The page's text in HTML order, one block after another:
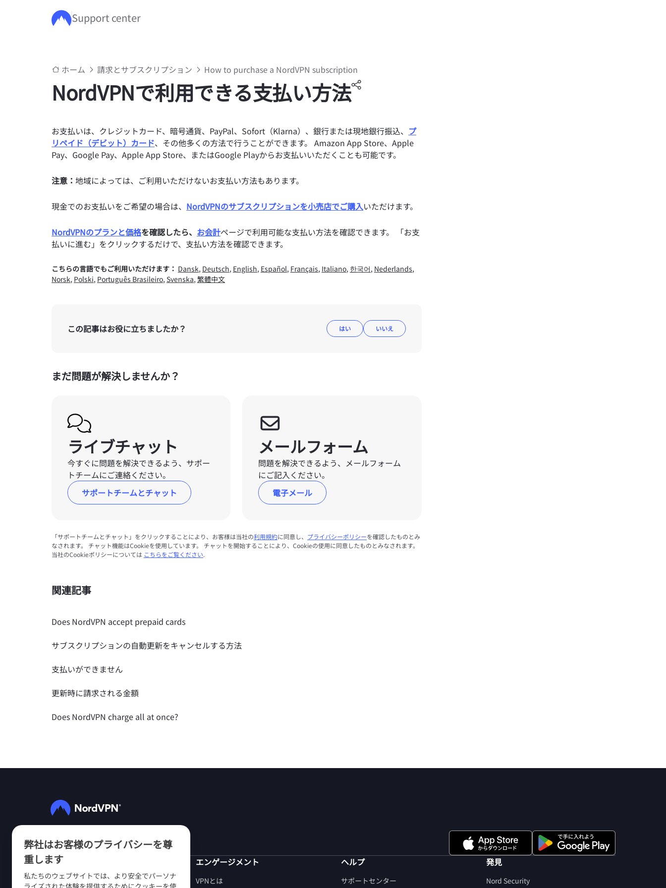
弊社はお客様のプライバシーを尊
重します
私たちのウェブサイトでは、より安全でパーソナ
ライズされた体験を提供するためにクッキーを使
メインコンテンツにスキップ
Support center
ホーム 請求とサブスクリプション How to purchase a NordVPN subscription
NordVPNで利用できる支払い方法
お支払いは、クレジットカード、暗号通貨、PayPal、Sofort（Klarna）、銀行または現地銀行振込、 プ
リペイド（デビット）カード、その他多くの方法で行うことができます。 Amazon App Store、Apple
Pay、Google Pay、Apple App Store、またはGoogle Playからお支払いいただくことも可能です。
注意： 地域によっては、ご利用いただけないお支払い方法もあります。
現金でのお支払いをご希望の場合は、 NordVPNのサブスクリプションを小売店でご購入いただけます。
NordVPNのプランと価格を確認したら、 お会計ページで利用可能な支払い方法を確認できます。 「お支
払いに進む」をクリックするだけで、支払い方法を確認できます。
こちらの言語でもご利用いただけます： Dansk, Deutsch, English, Español, Français, Italiano, 한국어, Nederlands,
Norsk, Polski, Português Brasileiro, Svenska, 繁體中文
この記事はお役に立ちましたか？ はい いいえ
まだ問題が解決しませんか？
ライブチャット
今すぐに問題を解決できるよう、サポー
トチームにご連絡ください。
サポートチームとチャット
メールフォーム
問題を解決できるよう、メールフォーム
にご記入ください。
電子メール
「サポートチームとチャット」をクリックすることにより、お客様は当社の利用規約に同意し、 プライバシーポリシーを確認したものとみ
なされます。 チャット機能はCookieを使用しています。 チャットを開始することにより、Cookieの使用に同意したものとみなされます。
当社のCookieポリシーについては こちらをご覧ください.
関連記事
Does NordVPN accept prepaid cards
サブスクリプションの自動更新をキャンセルする方法
支払いができません
更新時に請求される金額
Does NordVPN charge all at once?
NordVPN
当社について
エンゲージメント
VPNとは
ヘルプ
サポートセンター
発見
Nord Security